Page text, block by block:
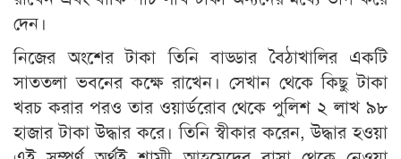
দেন।
নিজের অংশের টাকা তিনি বাড্ডার বৈঠাখালির একটি
সাততলা ভবনের কক্ষে রাখেন। সেখান থেকে কিছু টাকা
খরচ করার পরও তার ওয়ার্ডরোব থেকে পুলিশ ২ লাখ ৯৮
হাজার টাকা উদ্ধার করে। তিনি স্বীকার করেন, উদ্ধার হওয়া